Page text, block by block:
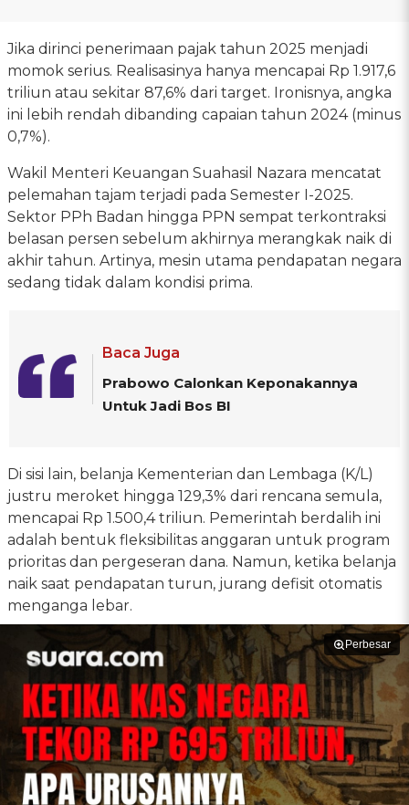
Jika dirinci penerimaan pajak tahun 2025 menjadi
momok serius. Realisasinya hanya mencapai Rp 1.917,6
triliun atau sekitar 87,6% dari target. Ironisnya, angka
ini lebih rendah dibanding capaian tahun 2024 (minus
0,7%).
Wakil Menteri Keuangan Suahasil Nazara mencatat
pelemahan tajam terjadi pada Semester I-2025.
Sektor PPh Badan hingga PPN sempat terkontraksi
belasan persen sebelum akhirnya merangkak naik di
akhir tahun. Artinya, mesin utama pendapatan negara
sedang tidak dalam kondisi prima.
Baca Juga
Prabowo Calonkan Keponakannya
Untuk Jadi Bos BI
Di sisi lain, belanja Kementerian dan Lembaga (K/L)
justru meroket hingga 129,3% dari rencana semula,
mencapai Rp 1.500,4 triliun. Pemerintah berdalih ini
adalah bentuk fleksibilitas anggaran untuk program
prioritas dan pergeseran dana. Namun, ketika belanja
naik saat pendapatan turun, jurang defisit otomatis
menganga lebar.
Perbesar